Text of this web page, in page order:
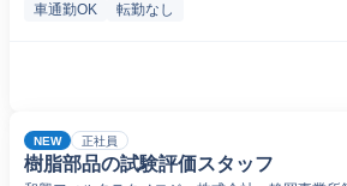
車通勤OK 転勤なし
NEW 正社員
樹脂部品の試験評価スタッフ